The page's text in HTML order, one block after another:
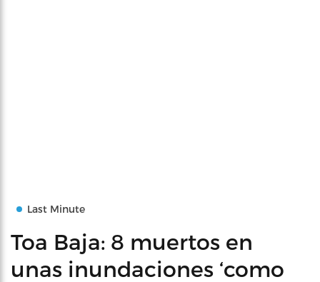
Last Minute
Toa Baja: 8 muertos en
unas inundaciones ‘como